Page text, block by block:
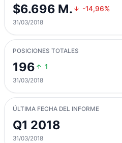
$6.696 M. -14,96%
31/03/2018
POSICIONES TOTALES
196 1
31/03/2018
ÚLTIMA FECHA DEL INFORME
Q1 2018
31/03/2018